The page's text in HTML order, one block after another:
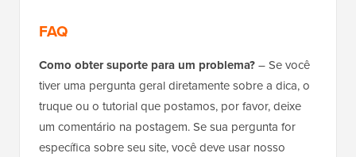
FAQ
Como obter suporte para um problema?– Se você
tiver uma pergunta geral diretamente sobre a dica, o
truque ou o tutorial que postamos, por favor, deixe
um comentário na postagem. Se sua pergunta for
específica sobre seu site, você deve usar nosso